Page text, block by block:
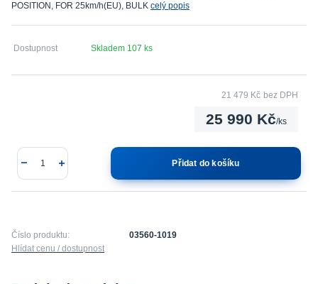
POSITION, FOR 25km/h(EU), BULK celý popis
Dostupnost Skladem 107 ks
25 990 Kč/ks
21 479 Kč bez DPH
Přidat do košíku
Číslo produktu:
03560-1019
Hlídat cenu / dostupnost